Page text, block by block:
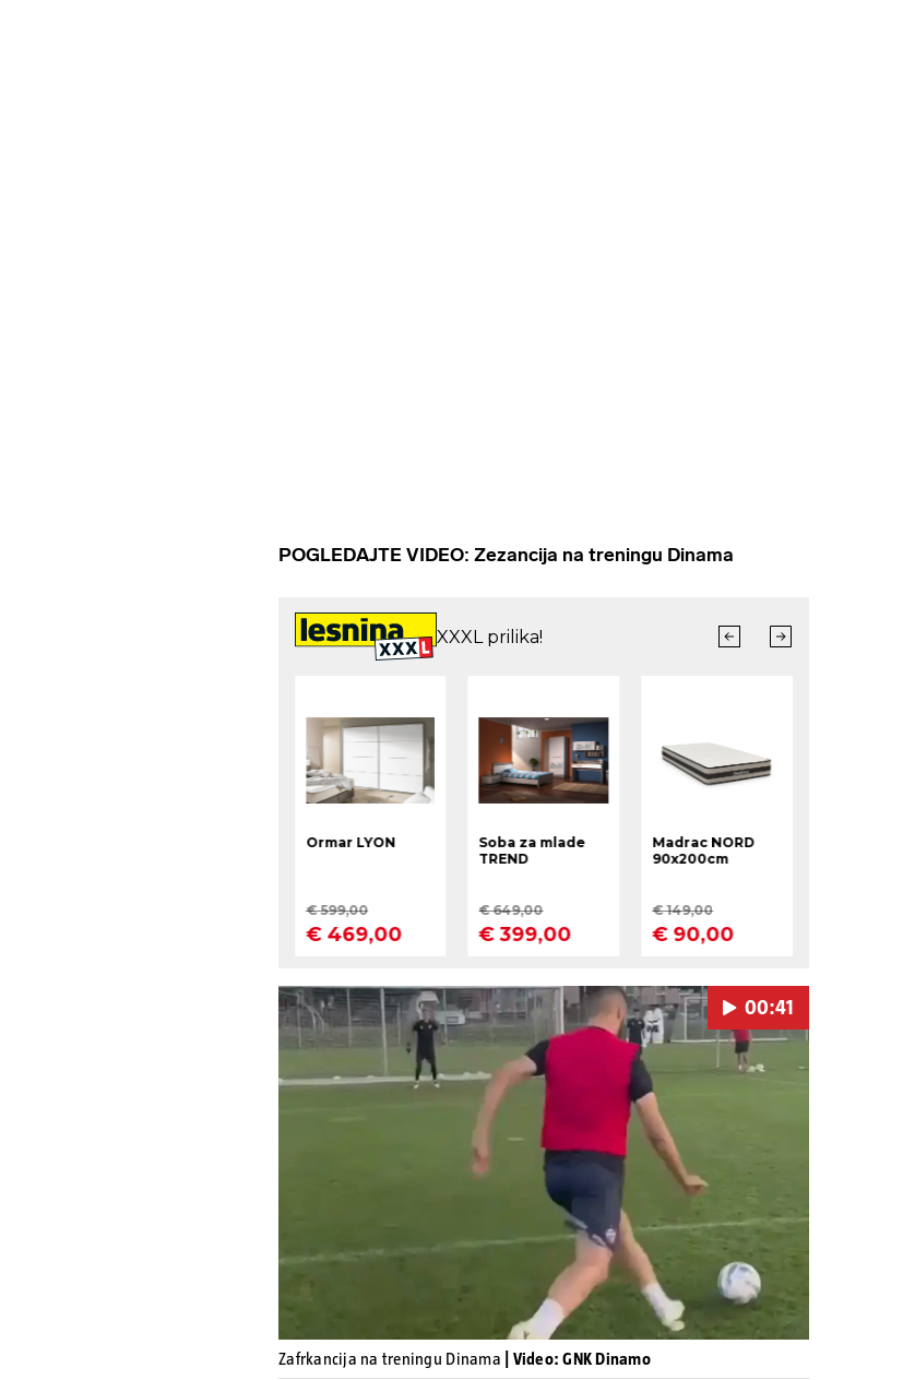
POGLEDAJTE VIDEO: Zezancija na treningu Dinama
Pokretanje videa...
00:41
Zafrkancija na treningu Dinama | Video: GNK Dinamo